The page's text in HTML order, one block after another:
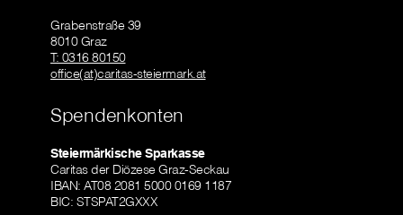
Grabenstraße 39
8010 Graz
T: 0316 80150
office(at)caritas-steiermark.at
Spendenkonten
Steiermärkische Sparkasse
Caritas der Diözese Graz-Seckau
IBAN: AT08 2081 5000 0169 1187
BIC: STSPAT2GXXX